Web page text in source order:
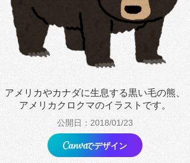
アメリカやカナダに生息する黒い毛の熊、
アメリカクロクマのイラストです。
公開日：2018/01/23
でデザイン